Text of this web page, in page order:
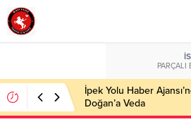
PARÇALI
İpek Yolu Haber
Doğan’a Veda